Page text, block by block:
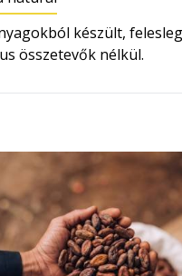
készült,
összetevők nélkül.